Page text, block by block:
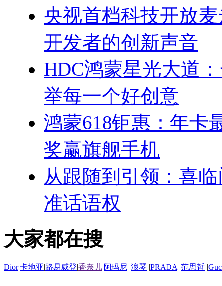
央视首档科技开放
开发者的创新声音
HDC鸿蒙星光大道
举每一个好创意
鸿蒙618钜惠：年卡
奖赢旗舰手机
从跟随到引领：喜
准话语权
大家都在搜
Dior|卡地亚|路易威登|香奈儿|阿玛尼 |浪琴 |PRADA |范思哲 |